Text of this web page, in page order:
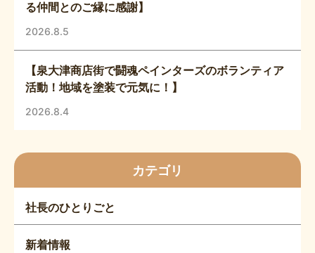
る仲間とのご縁に感謝】
2026.8.5
【泉大津商店街で闘魂ペインターズのボランティア
活動！地域を塗装で元気に！】
2026.8.4
カテゴリ
社長のひとりごと
新着情報